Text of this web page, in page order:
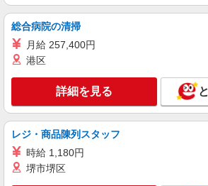
LAPI-Staff株式会社 関西エリア/軽作業
ギフト商品のシール貼り
時給1,400円以上＋交
246,400円 （日勤シフト10
場合） 時給1,400円
兵庫県神戸市中央区
先有
キープ
派遣社員
LAPI-Staff株式会社 関西エリア/軽作業
おもちゃ・玩具などの
総合病院の清掃
月給 257,400円
港区
詳細を見る
レジ・商品陳列スタッフ
時給 1,180円
堺市堺区